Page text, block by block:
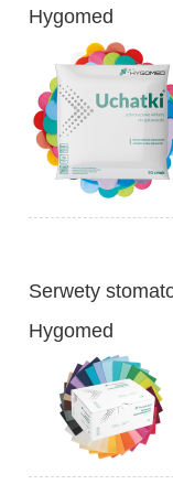
Hygomed
Serwety
Hygomed